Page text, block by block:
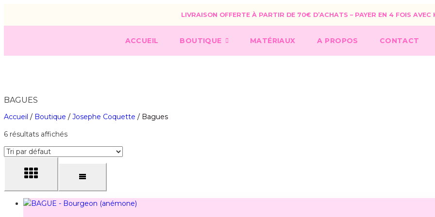
LIVRAISON OFFERTE À PARTIR DE 70€ D’ACHATS – PAYER EN 4 FOIS AVEC
ACCUEIL BOUTIQUE MATÉRIAUX A PROPOS CONTACT
BAGUES
Accueil / Boutique / Josephe Coquette / Bagues
6 résultats affichés